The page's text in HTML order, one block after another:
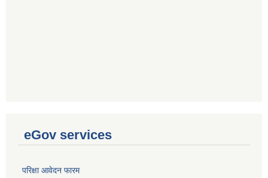
eGov services
परिक्षा आवेदन फारम